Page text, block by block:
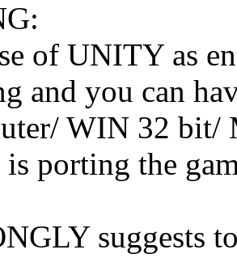
of UNITY as
and you can
WIN 32
porting the
suggests